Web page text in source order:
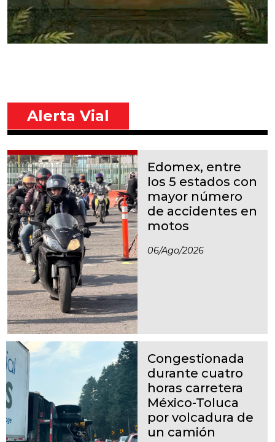
Alerta Vial
Edomex, entre
los 5 estados con
mayor número
de accidentes en
motos
06/ago/2026
Congestionada
durante cuatro
horas carretera
México-Toluca
por volcadura de
un camión